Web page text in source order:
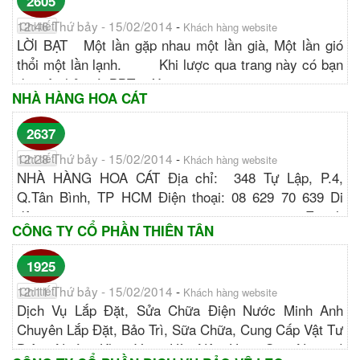
Chi tiết
12:46 Thứ bảy - 15/02/2014 - Khách hàng website
LỜI BẠT Một lần gặp nhau một lần già, Một lần gió
thổi một lần lạnh. Khi lược qua trang này có bạn
đặt câu hỏi với BBT : "Xin...
http://thamtosuthien.net/...
NHÀ HÀNG HOA CÁT
2637
Chi tiết
12:28 Thứ bảy - 15/02/2014 - Khách hàng website
NHÀ HÀNG HOA CÁT Địa chỉ: 348 Tự Lập, P.4,
Q.Tân Bình, TP HCM Điện thoại: 08 629 70 639 Di
động: 0903 324 319 - 0918 34 22 73 Email:
nhahanghoacat@gmail.com Website:
www.nhahanghoacat.com...
http://nhahanghoacat.com/...
CÔNG TY CỔ PHẦN THIÊN TÂN
1925
Chi tiết
12:11 Thứ bảy - 15/02/2014 - Khách hàng website
Dịch Vụ Lắp Đặt, Sửa Chữa Điện Nước Minh Anh
Chuyên Lắp Đặt, Bảo Trì, Sữa Chữa, Cung Cấp Vật Tư
Điện Nước Khu Vực Hà Nội Hãy Gọi Ngay !